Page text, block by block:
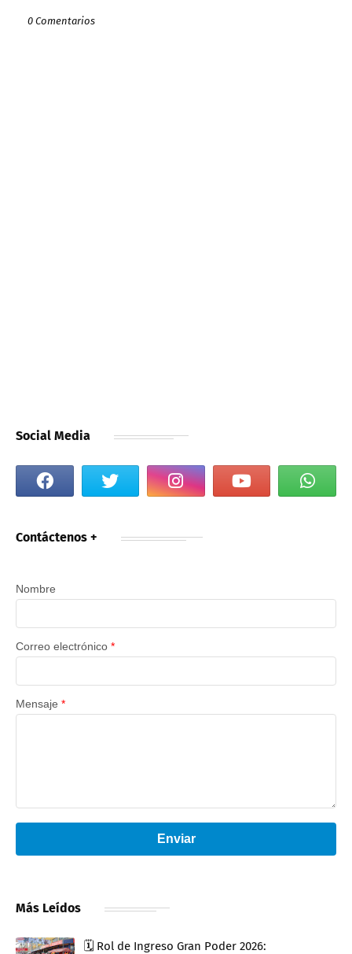
0 Comentarios
Social Media
Contáctenos +
Nombre
Correo electrónico *
Mensaje *
Enviar
Más Leídos
🗓️ Rol de Ingreso Gran Poder 2026: